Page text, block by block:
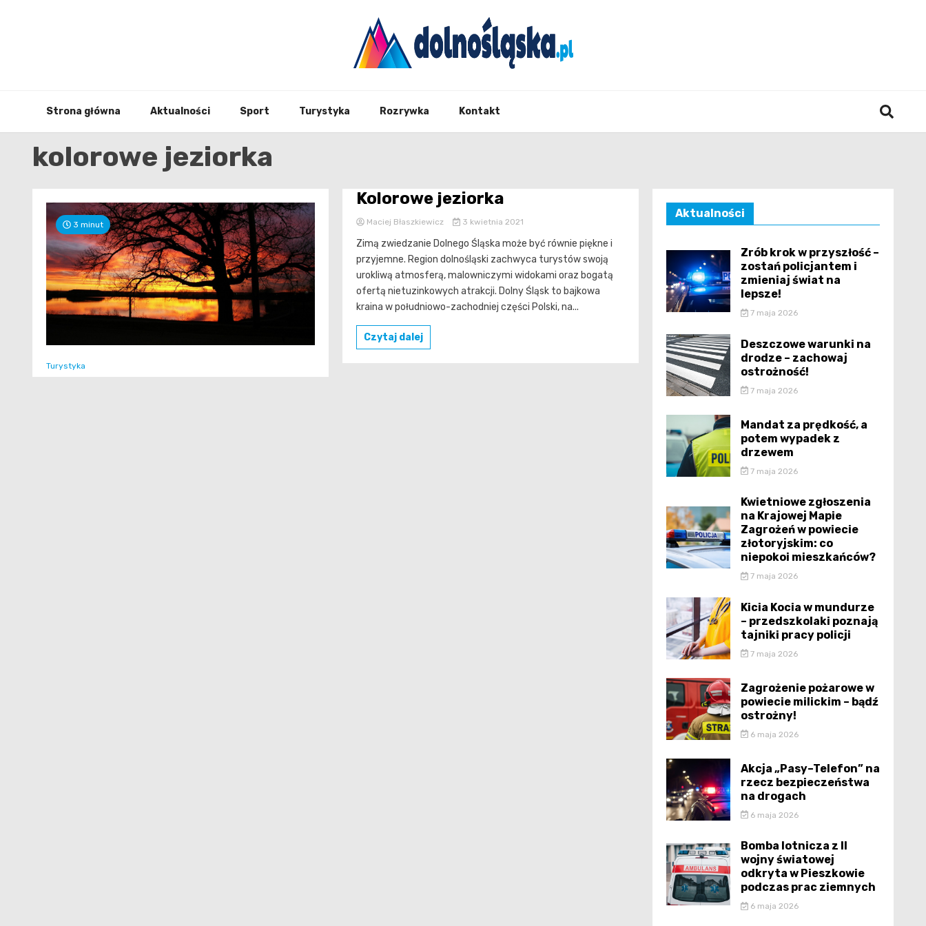
Strona główna Aktualności Sport Turystyka Rozrywka Kontakt
kolorowe jeziorka
3 minut
Turystyka
Kolorowe jeziorka
Maciej Błaszkiewicz 3 kwietnia 2021
Zimą zwiedzanie Dolnego Śląska może być równie piękne i
przyjemne. Region dolnośląski zachwyca turystów swoją
urokliwą atmosferą, malowniczymi widokami oraz bogatą
ofertą nietuzinkowych atrakcji. Dolny Śląsk to bajkowa
kraina w południowo-zachodniej części Polski, na...
Czytaj dalej
Aktualności
Zrób krok w przyszłość –
zostań policjantem i
zmieniaj świat na
lepsze!
7 maja 2026
Deszczowe warunki na
drodze – zachowaj
ostrożność!
7 maja 2026
Mandat za prędkość, a
potem wypadek z
drzewem
7 maja 2026
Kwietniowe zgłoszenia
na Krajowej Mapie
Zagrożeń w powiecie
złotoryjskim: co
niepokoi mieszkańców?
7 maja 2026
Kicia Kocia w mundurze
– przedszkolaki poznają
tajniki pracy policji
7 maja 2026
Zagrożenie pożarowe w
powiecie milickim – bądź
ostrożny!
6 maja 2026
Akcja „Pasy–Telefon” na
rzecz bezpieczeństwa
na drogach
6 maja 2026
Bomba lotnicza z II
wojny światowej
odkryta w Pieszkowie
podczas prac ziemnych
6 maja 2026